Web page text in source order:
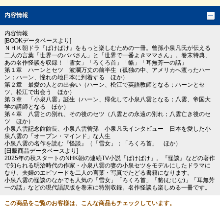
内容情報
内容情報
[BOOKデータベースより]
ＮＨＫ朝ドラ『ばけばけ』をもっと楽しむための一冊。曾孫小泉凡氏が伝える
二人の言葉「世界一のパパさん」と「世界で一番よきママさん」。巻末特典、
あの名作怪談を収録！「雪女」「ろくろ首」「貉」「耳無芳一の話」
第１章 ハーンとセツ 波瀾万丈の前半生（孤独の中、アメリカへ渡ったハー
ン；ハーン、憧れの地日本に到着する ほか）
第２章 最愛の人との出会い（ハーン、松江で英語教師となる；ハーンとセ
ツ、松江で出会う ほか）
第３章 「小泉八雲」誕生（ハーン、帰化して小泉八雲となる；八雲、帝国大
学の講師となる ほか）
第４章 八雲との別れ、その後のセツ（八雲との永遠の別れ；八雲亡き後のセ
ツ ほか）
小泉八雲記念館館長、小泉八雲曽孫 小泉凡氏インタビュー 日本を愛した小
泉八雲の「オープン・マインド」な人生
小泉八雲の名作を読む『怪談』（「雪女」；「ろくろ首」 ほか）
[日販商品データベースより]
2025年の秋スタートのNHK朝の連続TV小説「ばけばけ」。『怪談』などの著作
で知られる明治時代の作家・小泉八雲の妻の小泉セツをモデルにしたドラマに
なり、夫婦のエピソードを二人の言葉・写真でたどる書籍になります。
小泉八雲の怪談のなかでも人気の「雪女」「ろくろ首」「貉(むじな)」「耳無芳
一の話」などの現代語訳版を巻末に特別収録。名作怪談も楽しめる一冊です。
この商品をご覧のお客様は、こんな商品もチェックしています。